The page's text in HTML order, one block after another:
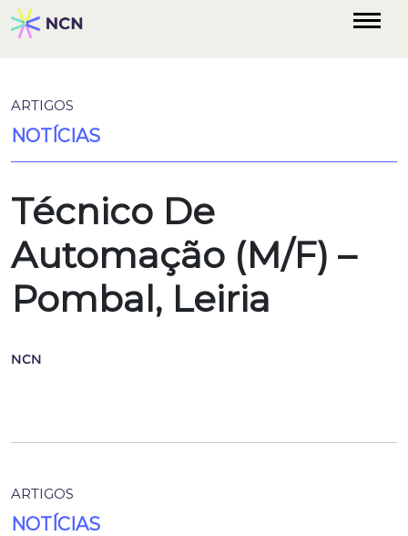
ARTIGOS
NOTÍCIAS
Técnico De
Automação (M/F) –
Pombal, Leiria
NCN
ARTIGOS
NOTÍCIAS